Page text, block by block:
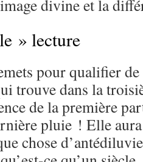
divine et la
» lecture
pour qualifier
trouve dans la
de la première
pluie ! Elle
chose